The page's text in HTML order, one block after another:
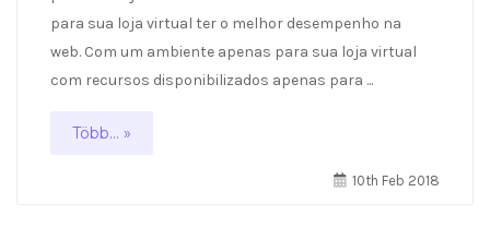
para sua loja virtual ter o melhor desempenho na
web. Com um ambiente apenas para sua loja virtual
com recursos disponibilizados apenas para ...
Több... »
10th Feb 2018